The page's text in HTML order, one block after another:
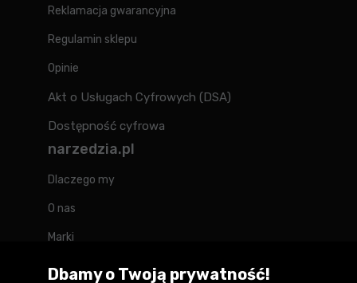
Reklamacja gwarancyjna
Regulamin sklepu
Opinie
Akt o Usługach Cyfrowych (DSA)
Dostępność cyfrowa
narzedzia.pl
Dlaczego my
O nas
Marki
Kontakt
Dbamy o Twoją prywatność!